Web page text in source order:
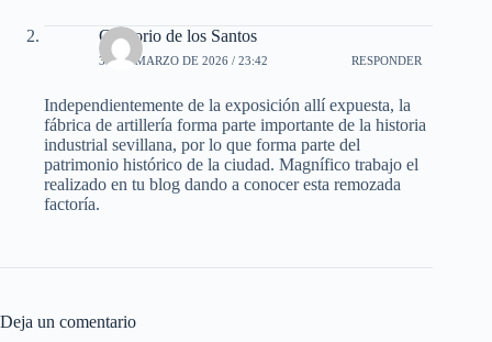
Gregorio de los Santos
30 DE MARZO DE 2026 / 23:42 RESPONDER
Independientemente de la exposición allí expuesta, la
fábrica de artillería forma parte importante de la historia
industrial sevillana, por lo que forma parte del
patrimonio histórico de la ciudad. Magnífico trabajo el
realizado en tu blog dando a conocer esta remozada
factoría.
Deja un comentario